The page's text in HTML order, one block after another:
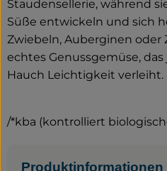
Staudensellerie, während
Süße entwickeln und sich
Zwiebeln, Auberginen oder
echtes Genussgemüse,
Hauch Leichtigkeit verleiht.
/*kba (kontrolliert
Produktinformationen